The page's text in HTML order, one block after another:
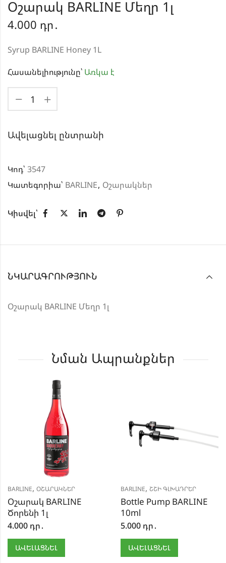
Օշարակ BARLINE Մեղր 1լ
4.000 դր․
Syrup BARLINE Honey 1L
Հասանելիությունը՝ Առկա է
Ավելացնել ընտրանի
Կոդ՝ 3547
Կատեգորիա՝ BARLINE, Օշարակներ
Կիսվել՝
ՆԿԱՐԱԳՐՈՒԹՅՈՒՆ
Օշարակ BARLINE Մեղր 1լ
Նման Ապրանքներ
BARLINE, ՕՇԱՐԱԿՆԵՐ
Օշարակ BARLINE
Ծորենի 1լ
4.000 դր․
ԱՎԵԼԱՑՆԵԼ
BARLINE, ՇՇԻ ԳԼԽԱԴՐԵՐ
Bottle Pump BARLINE
10ml
5.000 դր․
ԱՎԵԼԱՑՆԵԼ